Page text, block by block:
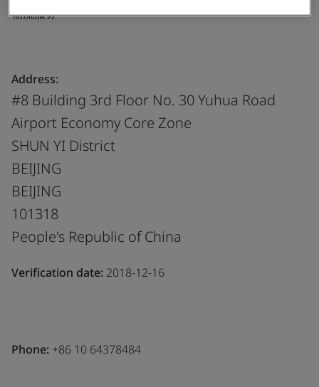
物流服务
Address:
#8 Building 3rd Floor No. 30 Yuhua Road
Airport Economy Core Zone
SHUN YI District
BEIJING
BEIJING
101318
People's Republic of China
Verification date: 2018-12-16
Phone: +86 10 64378484